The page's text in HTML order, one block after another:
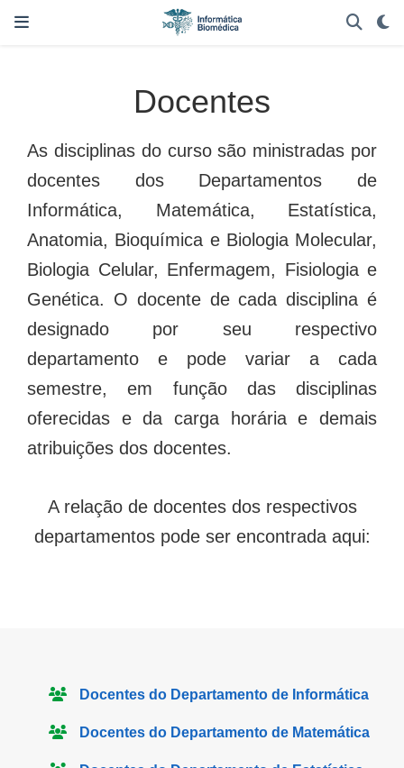
Docentes
As disciplinas do curso são ministradas por
docentes dos Departamentos de
Informática, Matemática, Estatística,
Anatomia, Bioquímica e Biologia Molecular,
Biologia Celular, Enfermagem, Fisiologia e
Genética. O docente de cada disciplina é
designado por seu respectivo
departamento e pode variar a cada
semestre, em função das disciplinas
oferecidas e da carga horária e demais
atribuições dos docentes.
A relação de docentes dos respectivos
departamentos pode ser encontrada aqui:
Docentes do Departamento de Informática
Docentes do Departamento de Matemática